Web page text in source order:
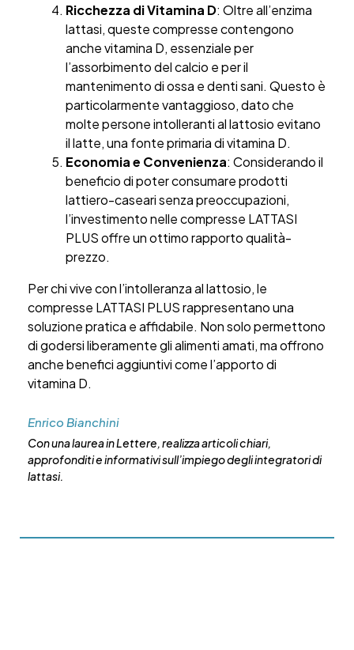
Ricchezza di Vitamina D: Oltre all’enzima
lattasi, queste compresse contengono
anche vitamina D, essenziale per
l’assorbimento del calcio e per il
mantenimento di ossa e denti sani. Questo è
particolarmente vantaggioso, dato che
molte persone intolleranti al lattosio evitano
il latte, una fonte primaria di vitamina D.
Economia e Convenienza: Considerando il
beneficio di poter consumare prodotti
lattiero-caseari senza preoccupazioni,
l’investimento nelle compresse LATTASI
PLUS offre un ottimo rapporto qualità-
prezzo.
Per chi vive con l’intolleranza al lattosio, le
compresse LATTASI PLUS rappresentano una
soluzione pratica e affidabile. Non solo permettono
di godersi liberamente gli alimenti amati, ma offrono
anche benefici aggiuntivi come l’apporto di
vitamina D.
Enrico Bianchini
Con una laurea in Lettere, realizza articoli chiari,
approfonditi e informativi sull’impiego degli integratori di
lattasi.